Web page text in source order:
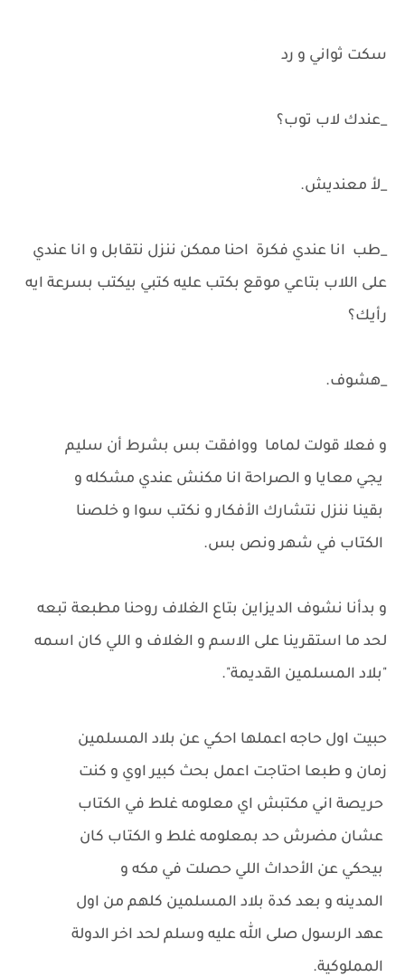
سكت ثواني و رد
_عندك لاب توب؟
_لأ معنديش.
_طب انا عندي فكرة احنا ممكن ننزل نتقابل و انا عندي
على اللاب بتاعي موقع بكتب عليه كتبي بيكتب بسرعة ايه
رأيك؟
_هشوف.
و فعلا قولت لماما ووافقت بس بشرط أن سليم
يجي معايا و الصراحة انا مكنش عندي مشكله و
بقينا ننزل نتشارك الأفكار و نكتب سوا و خلصنا
الكتاب في شهر ونص بس.
و بدأنا نشوف الديزاين بتاع الغلاف روحنا مطبعة تبعه
لحد ما استقرينا على الاسم و الغلاف و اللي كان اسمه
"بلاد المسلمين القديمة".
حبيت اول حاجه اعملها احكي عن بلاد المسلمين
زمان و طبعا احتاجت اعمل بحث كبير اوي و كنت
حريصة اني مكتبش اي معلومه غلط في الكتاب
عشان مضرش حد بمعلومه غلط و الكتاب كان
بيحكي عن الأحداث اللي حصلت في مكه و
المدينه و بعد كدة بلاد المسلمين كلهم من اول
عهد الرسول صلى الله عليه وسلم لحد اخر الدولة
المملوكية.